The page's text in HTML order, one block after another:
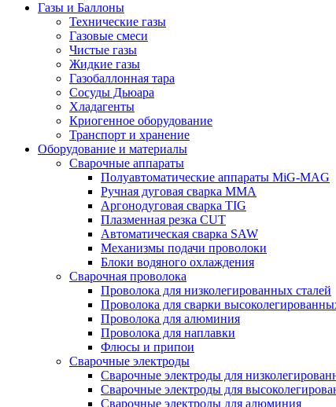
Газы и Баллоны
Технические газы
Газовые смеси
Чистые газы
Жидкие газы
Газобаллонная тара
Сосуды Дьюара
Хладагенты
Криогенное оборудование
Транспорт и хранение
Оборудование и материалы
Сварочные аппараты
Полуавтоматические аппараты MiG-MAG
Ручная дуговая сварка MMA
Аргонодуговая сварка TIG
Плазменная резка CUT
Автоматическая сварка SAW
Механизмы подачи проволоки
Блоки водяного охлаждения
Сварочная проволока
Проволока для низколегированных сталей
Проволока для сварки
Проволока для алюминия
Проволока для наплавки
Флюсы и припои
Сварочные электроды
Сварочные электроды для
Сварочные электроды для
Сварочные электроды для алюминия